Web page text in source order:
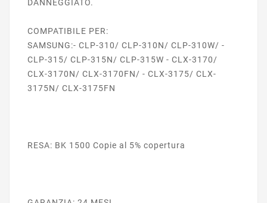
DANNEGGIATO.
COMPATIBILE PER:
SAMSUNG:- CLP-310/ CLP-310N/ CLP-310W/ -
CLP-315/ CLP-315N/ CLP-315W - CLX-3170/
CLX-3170N/ CLX-3170FN/ - CLX-3175/ CLX-
3175N/ CLX-3175FN
RESA: BK 1500 Copie al 5% copertura